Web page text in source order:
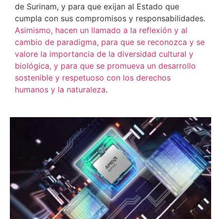
de Surinam, y para que exijan al Estado que
cumpla con sus compromisos y responsabilidades.
Asimismo, hacen un llamado a la reflexión y al
cambio de paradigma, para que se reconozca y se
valore la importancia de la diversidad cultural y
biológica, y para que se promueva un desarrollo
sostenible y respetuoso con los derechos
humanos y la naturaleza.